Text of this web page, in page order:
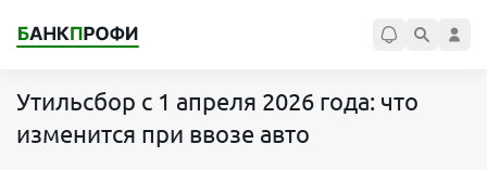
Утильсбор с 1 апреля 2026 года: что
изменится при ввозе авто